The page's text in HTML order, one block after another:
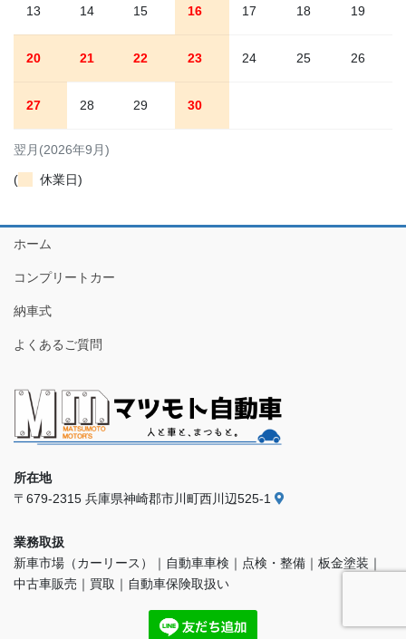
翌月(2026年9月)
13 14 15 16 17 18 19
20 21 22 23 24 25 26
27 28 29 30
( 休業日)
ホーム
コンプリートカー
納車式
よくあるご質問
所在地
〒679-2315 兵庫県神崎郡市川町西川辺525-1
業務取扱
新車市場（カーリース）｜自動車車検｜点検・整備｜板金塗装｜
中古車販売｜買取｜自動車保険取扱い